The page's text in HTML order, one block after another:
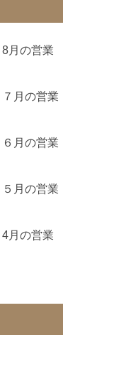
月の営業
月の営業
月の営業
月の営業
月の営業